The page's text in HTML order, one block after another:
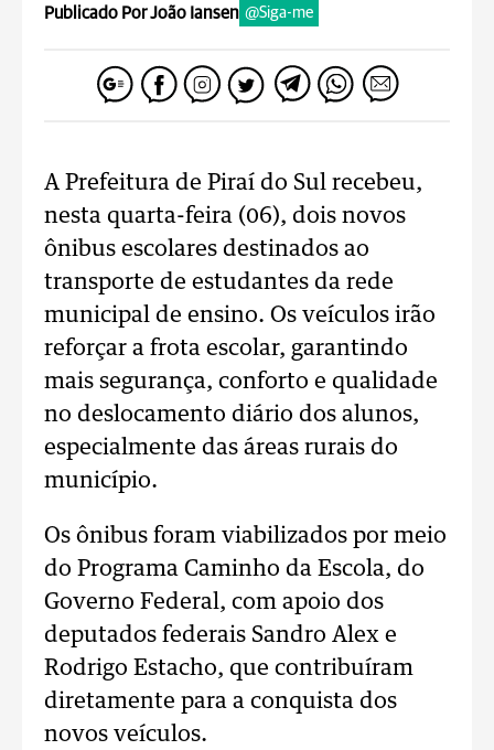
Publicado Por João Iansen @Siga-me
A Prefeitura de Piraí do Sul recebeu,
nesta quarta-feira (06), dois novos
ônibus escolares destinados ao
transporte de estudantes da rede
municipal de ensino. Os veículos irão
reforçar a frota escolar, garantindo
mais segurança, conforto e qualidade
no deslocamento diário dos alunos,
especialmente das áreas rurais do
município.
Os ônibus foram viabilizados por meio
do Programa Caminho da Escola, do
Governo Federal, com apoio dos
deputados federais Sandro Alex e
Rodrigo Estacho, que contribuíram
diretamente para a conquista dos
novos veículos.